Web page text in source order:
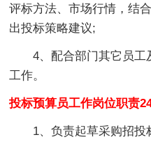
评标方法、市场行情，结
出投标策略建议;
4、配合部门其它员工
工作。
投标预算员工作岗位职责
1、负责起草采购招投